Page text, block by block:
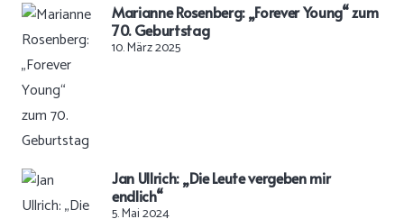
Marianne Rosenberg: „Forever Young“ zum
70. Geburtstag
10. März 2025
Jan Ullrich: „Die Leute vergeben mir
endlich“
5. Mai 2024